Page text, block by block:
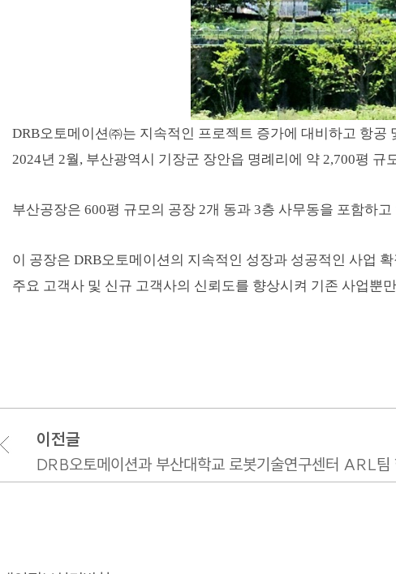
DRB오토메이션㈜는 지속적인 프로젝트 증가에 대비하고 항
2024년 2월, 부산광역시 기장군 장안읍 명례리에 약 2,700평
부산공장은 600평 규모의 공장 2개 동과 3층 사무동을 포함하
이 공장은 DRB오토메이션의 지속적인 성장과 성공적인 사업
주요 고객사 및 신규 고객사의 신뢰도를 향상시켜 기존 사업뿐
이전글